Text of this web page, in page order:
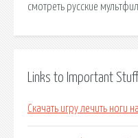
смотреть русские
Links to Important Stuff
Скачать игру лечить ноги